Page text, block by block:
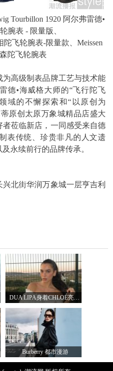
Tourbillon 1920 阿尔弗雷德•
腕表 - 限量版、
陀飞轮腕表-限量款、Meissen
陀飞轮腕表
高级制表品牌工艺与技术能
德•海威格大师的“飞行陀飞
域的不懈探索和“以原创为
原创太原万象城精品店盛大
莅临新店，一同感受来自德
表传统、珍贵非凡的人文遗
永续前行的品牌传承。
北街华润万象城一层亨吉利
DUA LIPA身着CHLOÉ亮相 2026 SUNNY HILL 音乐节
Burberry 都市漫游